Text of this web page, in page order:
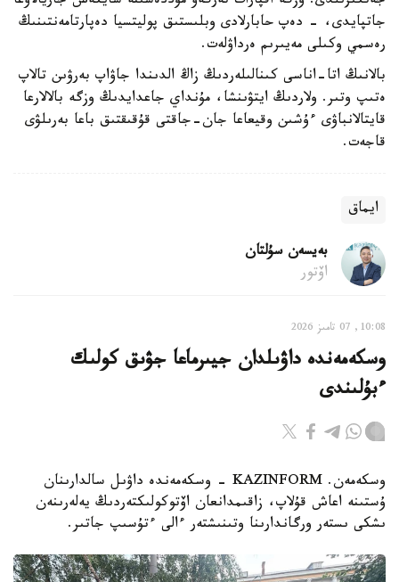
جاتپايدى، - دەپ حابارلادى وبلىستىق پوليتسيا دەپارتامەنتىنىڭ
رەسمي وكىلى مەيىرىم ەرداۋلەت.
بالانىڭ اتا-اناسى كىنالىلەردىڭ زاڭ الدىندا جاۋاپ بەرۋىن تالاپ
ەتىپ وتىر. ولاردىڭ ايتۋىنشا، مۇنداي جاعدايدىڭ وزگە بالالارعا
قايتالانباۋى ءۇشىن وقيعاعا جان-جاقتى قۇقىقتىق باعا بەرىلۋى
قاجەت.
ايماق
بەيسەن سۇلتان
اۆتور
10:08, 07 تامىز 2026
وسكەمەندە داۋىلدان جيىرماعا جۋىق كولىك
ءبۇلىندى
وسكەمەن. KAZINFORM - وسكەمەندە داۋىل سالدارىنان
ۇستىنە اعاش قۇلاپ، زاقىمدانعان اۆتوكولىكتەردىڭ يەلەرىنەن
ىشكى ىستەر ورگاندارىنا وتىنىشتەر ءالى ءتۇسىپ جاتىر.